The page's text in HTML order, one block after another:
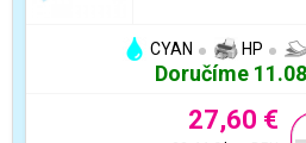
CYAN HP
Doručíme
27,60 €